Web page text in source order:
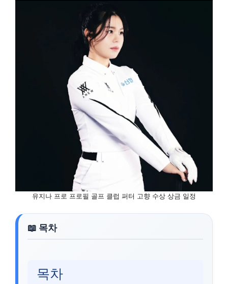
유지나 프로 프로필 골프 클럽 퍼터 고향 수상 상금 일정
목차